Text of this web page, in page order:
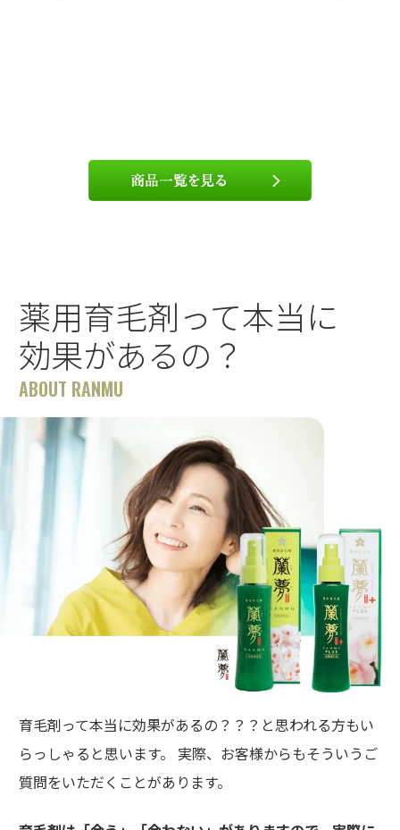
薬用育毛剤って本当に
効果があるの？
ABOUT RANMU
育毛剤って本当に効果があるの？？？と思われる方もい
らっしゃると思います。 実際、お客様からもそういうご
質問をいただくことがあります。